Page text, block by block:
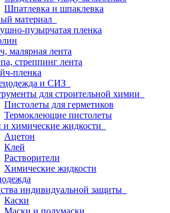
Шпатлевка и шпаклевка
материал
пузырчатая пленка
малярная лента
стреппинг лента
пленка
и СИЗ
для строительной химии
Пистолеты для герметиков
Термоклеющие пистолеты
и химические жидкости
Ацетон
Клей
Растворители
Химические жидкости
индивидуальной защиты
Каски
Маски и полумаски